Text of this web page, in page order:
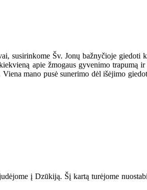
susirinkome Šv. Jonų bažnyčioje giedoti
apie žmogaus gyvenimo
mano pusė sunerimo dėl išėjimo
į Dzūkiją. Šį kartą turėjome